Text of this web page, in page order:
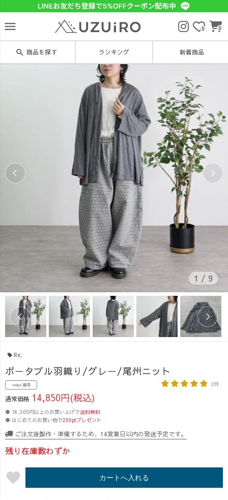
menu 0 0
search 商品を探す ランキング 新着商品
1 / 9
Re;
ポータブル羽織り/グレー/尾州ニット
148pt 獲得 2件
通常価格 14,850円(税込)
● 16,500円以上のお買い上げで送料無料
● はじめてのお買い物で200ptプレゼント
ご注文後製作・準備するため、14営業日以内の発送予定です。
残り在庫数わずか
favorite カートへ入れる